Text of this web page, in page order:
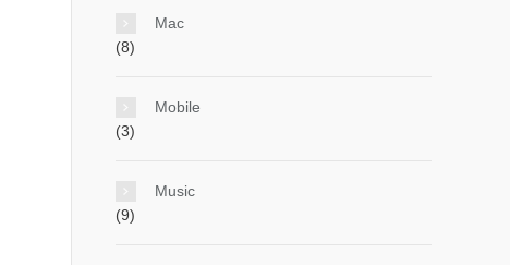
Mac
(8)
Mobile
(3)
Music
(9)